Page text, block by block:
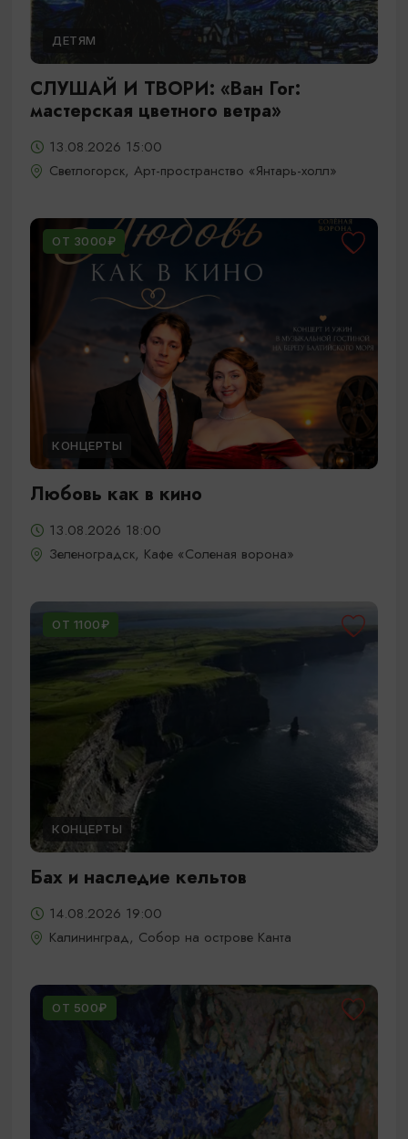
ДЕТЯМ
СЛУШАЙ И ТВОРИ: «Ван Гог:
мастерская цветного ветра»
13.08.2026 15:00
Светлогорск, Арт-пространство «Янтарь-холл»
ОТ 3000₽
КОНЦЕРТЫ
Любовь как в кино
13.08.2026 18:00
Зеленоградск, Кафе «Соленая ворона»
ОТ 1100₽
КОНЦЕРТЫ
Бах и наследие кельтов
14.08.2026 19:00
Калининград, Собор на острове Канта
ОТ 500₽